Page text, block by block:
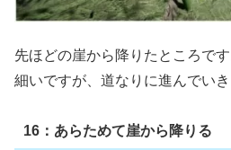
先ほどの崖から降りたところです
細いですが、道なりに進んでいき
16：あらためて崖から降りる